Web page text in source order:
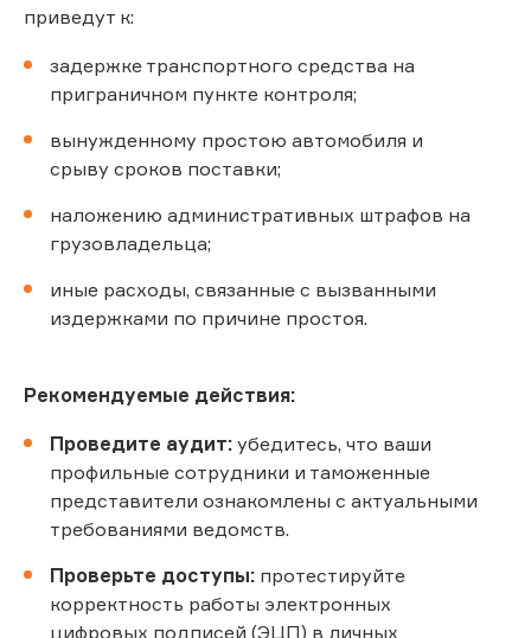
приведут к:
задержке транспортного средства на
приграничном пункте контроля;
вынужденному простою автомобиля и
срыву сроков поставки;
наложению административных штрафов на
грузовладельца;
иные расходы, связанные с вызванными
издержками по причине простоя.
Рекомендуемые действия:
Проведите аудит: убедитесь, что ваши
профильные сотрудники и таможенные
представители ознакомлены с актуальными
требованиями ведомств.
Проверьте доступы: протестируйте
корректность работы электронных
цифровых подписей (ЭЦП) в личных